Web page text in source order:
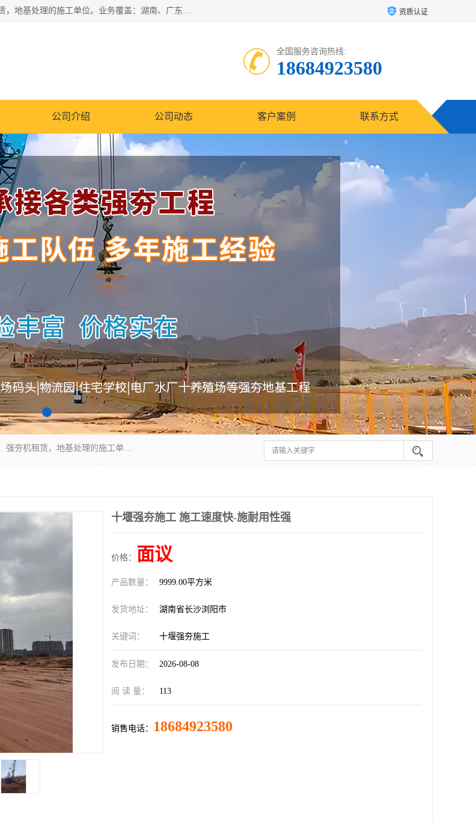
湖南业峻强夯基础工程有限公司是一家专业从事湖南强夯基础工程、强夯机租赁，地基处理的施工单位。业务覆盖：湖南、广东，江西等地。可承接1000KN.m-25000KN.m强夯（置换）工程。公司创始人是国内较早期从事强夯施工的建设者，经过多年的一步一个脚印的发展，在行业内具有较高的度和良好的口碑。 资质认证
全国服务咨询热线:
18684923580
公司介绍 公司动态 客户案例 联系方式
湖南业峻强夯基础工程有限公司是一家专业从事湖南强夯基础工程、强夯机租赁，地基处理的施工单位。业务覆盖：湖南、广东，江西等地。可承接1000KN.m-25000KN.m强夯（置换）工程。公司创始人是国内较早期从事强夯施工的建设者，经过多年的一步一个脚印的发展，在行业内具有较高的度和良好的口碑。
十堰强夯施工 施工速度快-施耐用性强
价格： 面议
产品数量： 9999.00平方米
发货地址： 湖南省长沙浏阳市
关键词： 十堰强夯施工
发布日期： 2026-08-08
阅 读 量： 113
销售电话： 18684923580